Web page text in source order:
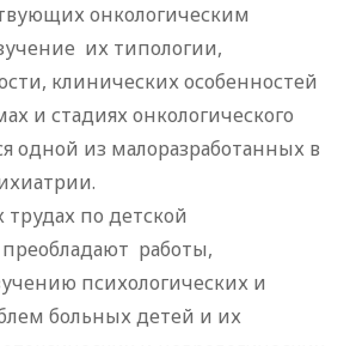
онкологическим
их типологии,
клинических особенностей
и стадиях онкологического
одной из малоразработанных в
по детской
работы,
психологических и
больных детей и их